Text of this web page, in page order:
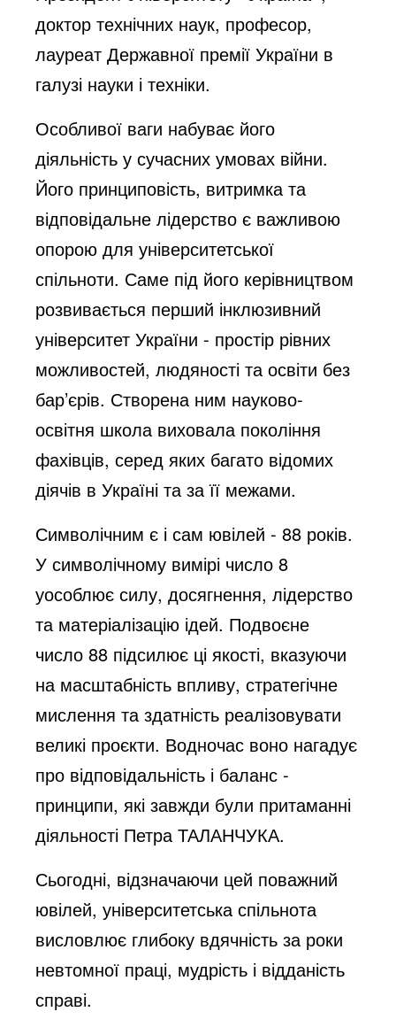
доктор технічних наук, професор,
лауреат Державної премії України в
галузі науки і техніки.
Особливої ваги набуває його
діяльність у сучасних умовах війни.
Його принциповість, витримка та
відповідальне лідерство є важливою
опорою для університетської
спільноти. Саме під його керівництвом
розвивається перший інклюзивний
університет України - простір рівних
можливостей, людяності та освіти без
бар’єрів. Створена ним науково-
освітня школа виховала покоління
фахівців, серед яких багато відомих
діячів в Україні та за її межами.
Символічним є і сам ювілей - 88 років.
У символічному вимірі число 8
уособлює силу, досягнення, лідерство
та матеріалізацію ідей. Подвоєне
число 88 підсилює ці якості, вказуючи
на масштабність впливу, стратегічне
мислення та здатність реалізовувати
великі проєкти. Водночас воно нагадує
про відповідальність і баланс -
принципи, які завжди були притаманні
діяльності Петра ТАЛАНЧУКА.
Сьогодні, відзначаючи цей поважний
ювілей, університетська спільнота
висловлює глибоку вдячність за роки
невтомної праці, мудрість і відданість
справі.